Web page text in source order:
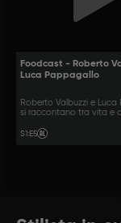
Foodcast - Roberto
Luca Pappagallo
Roberto Valbuzzi e
si raccontano tra vita e
S1 :E5